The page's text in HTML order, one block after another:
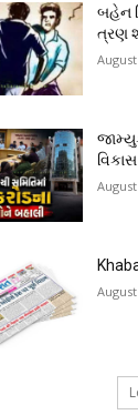
બહેન
ત્રણ